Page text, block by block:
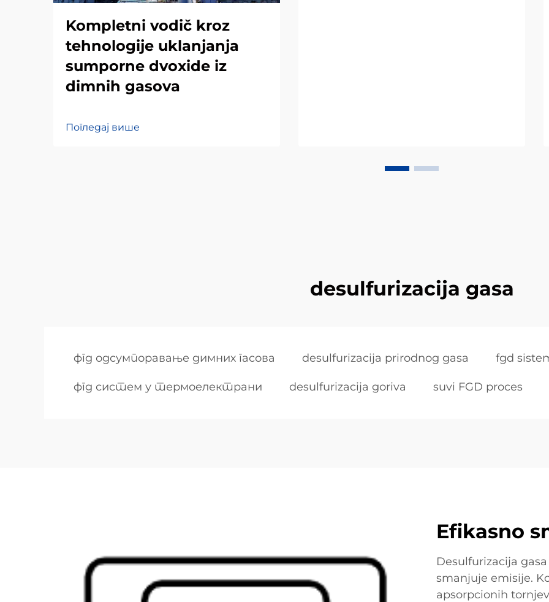
Kompletni vodič kroz
tehnologije uklanjanja
sumporne dvoxide iz
dimnih gasova
Погледај више
desulfurizacija gasa
фгд одсумпоравање димних гасова desulfurizacija prirodnog gasa fgd
фгд систем у термоелектрани desulfurizacija goriva suvi FGD proces
Efikasno
Desulfurizacija
smanjuje emisije.
apsorpcionih